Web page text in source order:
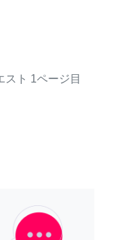
スト 1ページ目